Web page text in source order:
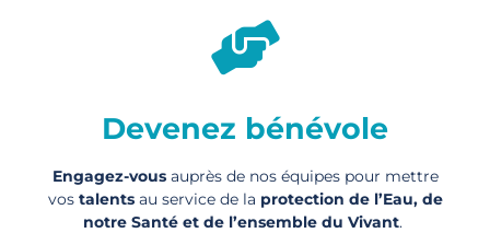
Devenez bénévole
Engagez-vousauprès de nos équipes pour mettre
vos talentsau service de la protection de l’Eau, de
notre Santé et de l’ensemble du Vivant.